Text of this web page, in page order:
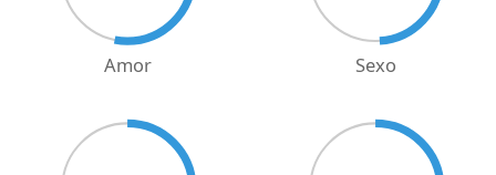
Amor Sexo